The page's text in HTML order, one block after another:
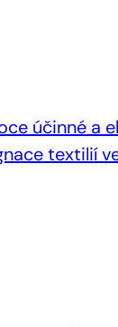
účinné a
textilií